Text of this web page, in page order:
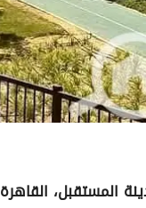
المستقبل، القاهرة